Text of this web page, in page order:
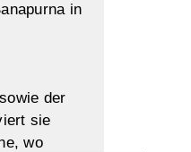
in
der
sie
wo